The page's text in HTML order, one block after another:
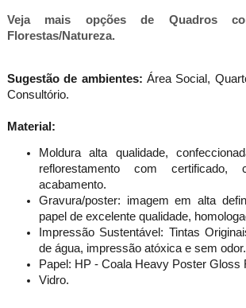
Veja mais opções de Quadros
Florestas/Natureza.
Sugestão de ambientes:Área Social,
Consultório.
Material:
Moldura alta qualidade,
reflorestamento com
acabamento.
Gravura/poster: imagem em alta
papel de excelente qualidade,
Impressão Sustentável: Tintas
de água, impressão atóxica e sem odor.
Papel: HP - Coala Heavy Poster Gloss
Vidro.